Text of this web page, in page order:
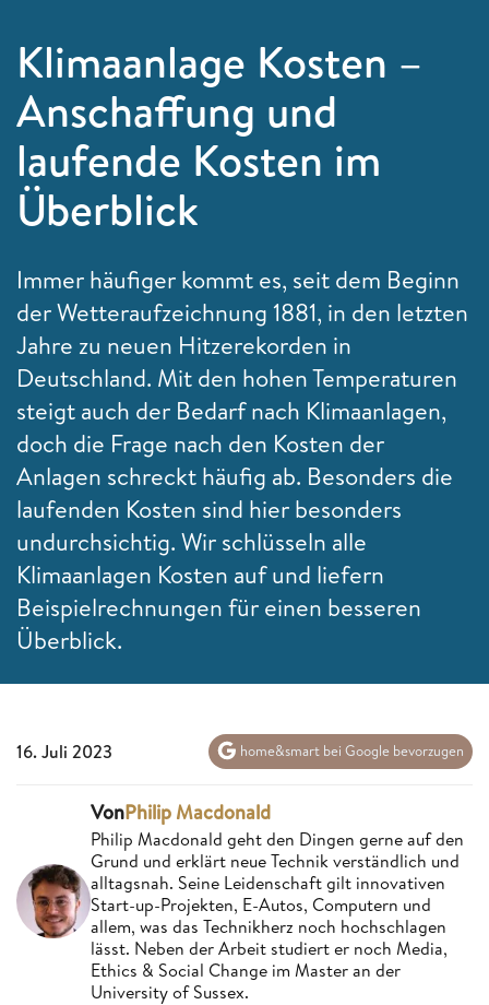
Klimaanlage Kosten –
Anschaffung und
laufende Kosten im
Überblick
Immer häufiger kommt es, seit dem Beginn
der Wetteraufzeichnung 1881, in den letzten
Jahre zu neuen Hitzerekorden in
Deutschland. Mit den hohen Temperaturen
steigt auch der Bedarf nach Klimaanlagen,
doch die Frage nach den Kosten der
Anlagen schreckt häufig ab. Besonders die
laufenden Kosten sind hier besonders
undurchsichtig. Wir schlüsseln alle
Klimaanlagen Kosten auf und liefern
Beispielrechnungen für einen besseren
Überblick.
16. Juli 2023 home&smart bei Google bevorzugen
VonPhilip Macdonald
Philip Macdonald geht den Dingen gerne auf den
Grund und erklärt neue Technik verständlich und
alltagsnah. Seine Leidenschaft gilt innovativen
Start-up-Projekten, E-Autos, Computern und
allem, was das Technikherz noch hochschlagen
lässt. Neben der Arbeit studiert er noch Media,
Ethics & Social Change im Master an der
University of Sussex.